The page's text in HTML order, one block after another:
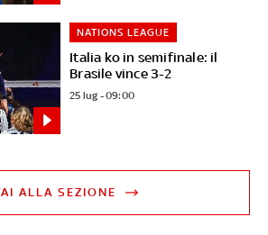
Italia ko in semifinale: il
Brasile vince 3-2
NATIONS LEAGUE
25 lug - 09:00
ALLA SEZIONE